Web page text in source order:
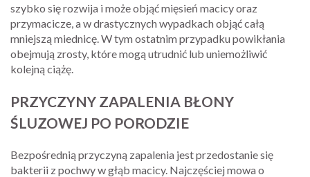
szybko się rozwija i może objąć mięsień macicy oraz
przymacicze, a w drastycznych wypadkach objąć całą
mniejszą miednicę. W tym ostatnim przypadku powikłania
obejmują zrosty, które mogą utrudnić lub uniemożliwić
kolejną ciążę.
PRZYCZYNY ZAPALENIA BŁONY
ŚLUZOWEJ PO PORODZIE
Bezpośrednią przyczyną zapalenia jest przedostanie się
bakterii z pochwy w głąb macicy. Najczęściej mowa o